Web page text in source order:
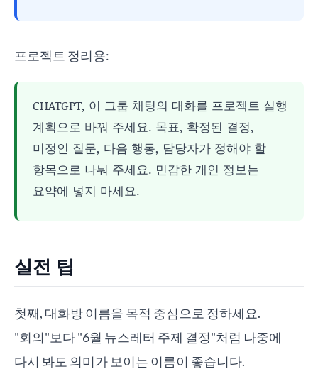
프로젝트 정리용:
CHATGPT, 이 그룹 채팅의 대화를 프로젝트 실행
계획으로 바꿔 주세요. 목표, 확정된 결정,
미정인 질문, 다음 행동, 담당자가 정해야 할
항목으로 나눠 주세요. 민감한 개인 정보는
요약에 넣지 마세요.
실전 팁
첫째, 대화방 이름을 목적 중심으로 정하세요.
"회의"보다 "6월 뉴스레터 주제 결정"처럼 나중에
다시 봐도 의미가 보이는 이름이 좋습니다.